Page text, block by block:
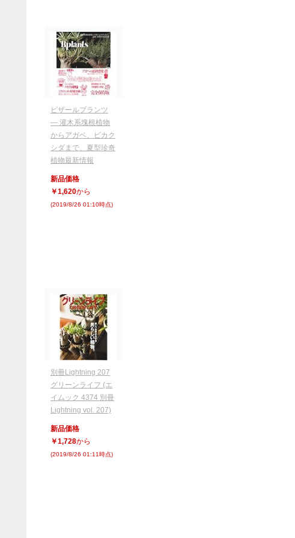
ビザールプランツ
― 灌木系塊根植物
からアガベ、ビカク
シダまで、夏型珍奇
植物最新情報
新品価格
￥1,620から
(2019/8/26 01:10時点)
別冊Lightning 207
グリーンライフ (エ
イムック 4374 別冊
Lightning vol. 207)
新品価格
￥1,728から
(2019/8/26 01:11時点)